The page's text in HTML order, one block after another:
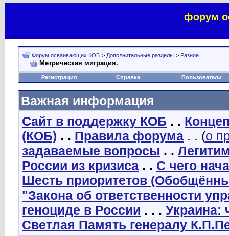
форум
Форум осваивающих КОБ > Дополнительные разделы > Разное
Метрическая миграция.
Регистрация Справка Пользователи
Важная информация
Сайт в поддержку КОБ . .
(КОБ) . . Правила форума . . (о
задаваемые вопросы . .
России из кризиса . . С чего
Шесть приоритетов
"Закона об ответственности
геноциде в России . . . Украина:
Светлая Память генералу